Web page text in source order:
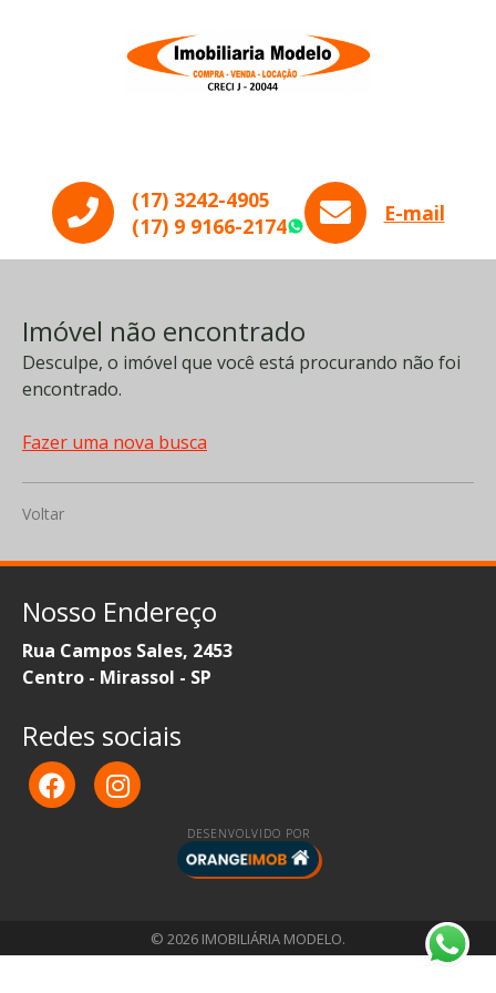
(17) 3242-4905
(17) 9 9166-2174
WhatsApp
E-mail
Imóvel não encontrado
Desculpe, o imóvel que você está procurando não foi
encontrado.
Fazer uma nova busca
Voltar
Nosso Endereço
Rua Campos Sales, 2453
Centro - Mirassol - SP
Redes sociais
DESENVOLVIDO POR
© 2026 IMOBILIÁRIA MODELO.